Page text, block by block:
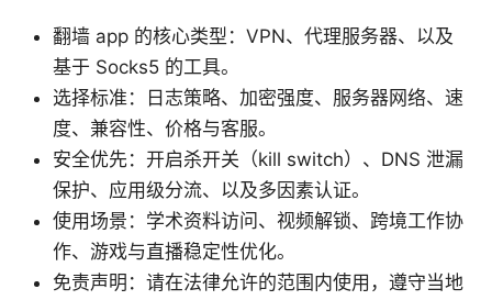
翻墙 app 的核心类型：VPN、代理服务器、以及
基于 Socks5 的工具。
选择标准：日志策略、加密强度、服务器网络、速
度、兼容性、价格与客服。
安全优先：开启杀开关（kill switch）、DNS 泄漏
保护、应用级分流、以及多因素认证。
使用场景：学术资料访问、视频解锁、跨境工作协
作、游戏与直播稳定性优化。
免责声明：请在法律允许的范围内使用，遵守当地